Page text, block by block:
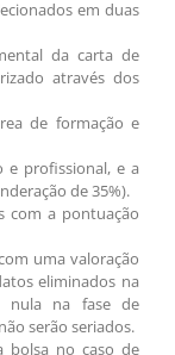
em duas
da carta de
através dos
de formação e
e profissional, e a
de 35%).
com a pontuação
uma valoração
eliminados na
nula na fase de
serão seriados.
bolsa no caso de